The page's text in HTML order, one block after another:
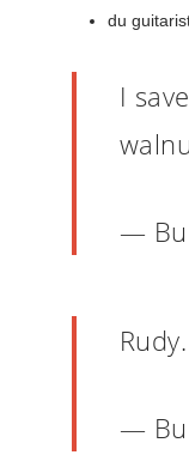
du
I
—
Rudy.
—